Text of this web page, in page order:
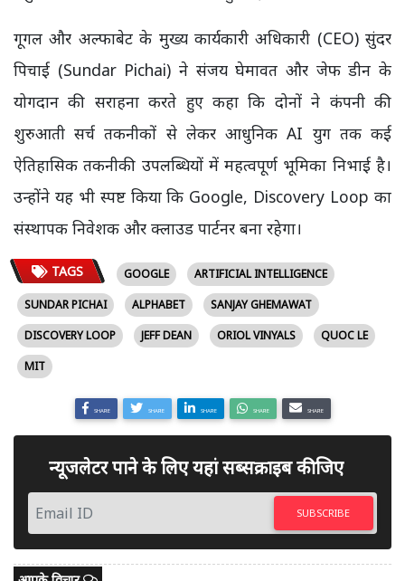
गूगल और अल्फाबेट के मुख्य कार्यकारी अधिकारी (CEO) सुंदर
पिचाई (Sundar Pichai) ने संजय घेमावत और जेफ डीन के
योगदान की सराहना करते हुए कहा कि दोनों ने कंपनी की
शुरुआती सर्च तकनीकों से लेकर आधुनिक AI युग तक कई
ऐतिहासिक तकनीकी उपलब्धियों में महत्वपूर्ण भूमिका निभाई है।
उन्होंने यह भी स्पष्ट किया कि Google, Discovery Loop का
संस्थापक निवेशक और क्लाउड पार्टनर बना रहेगा।
TAGS GOOGLE
ARTIFICIAL INTELLIGENCE
SUNDAR PICHAI
ALPHABET
SANJAY GHEMAWAT
DISCOVERY LOOP
JEFF DEAN ORIOL VINYALS
QUOC LE
MIT
SHARE SHARE SHARE SHARE SHARE
न्यूजलेटर पाने के लिए यहां सब्सक्राइब कीजिए
SUBSCRIBE